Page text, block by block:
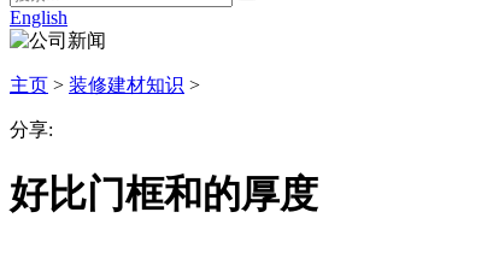
English
主页 > 装修建材知识 >
分享:
好比门框和的厚度